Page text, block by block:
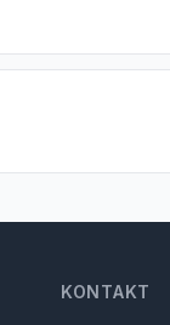
KONTAKT